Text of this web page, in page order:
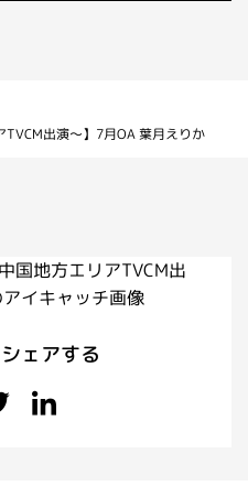
い合わせ
TVCM出演〜】7月OA 葉月えりか
ェアする